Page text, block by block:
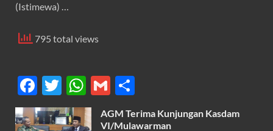
(Istimewa) …
795 total views
F
ac
e
T
w
itt
W
h
at
G
m
ail
h
ar
AGM Terima Kunjungan Kasdam
VI/Mulawarman